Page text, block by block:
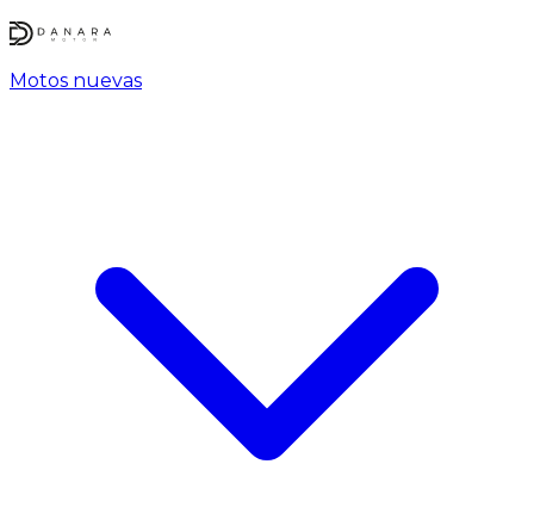
Motos nuevas